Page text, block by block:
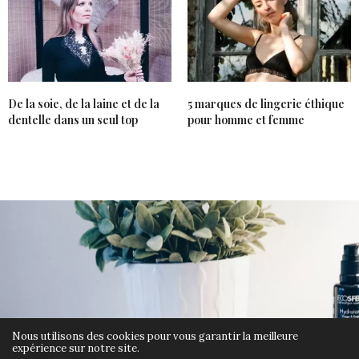
De la soie, de la laine et de la
dentelle dans un seul top
5 marques de lingerie éthique
pour homme et femme
Nous utilisons des cookies pour vous garantir la meilleure
expérience sur notre site.